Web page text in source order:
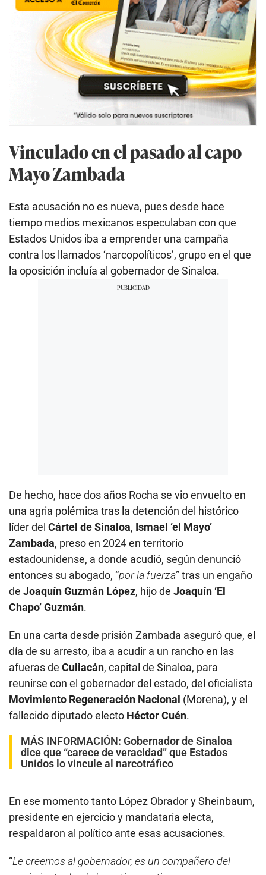
Vinculado en el pasado al capo
Mayo Zambada
Esta acusación no es nueva, pues desde hace
tiempo medios mexicanos especulaban con que
Estados Unidos iba a emprender una campaña
contra los llamados ‘narcopolíticos’, grupo en el que
la oposición incluía al gobernador de Sinaloa.
De hecho, hace dos años Rocha se vio envuelto en
una agria polémica tras la detención del histórico
líder del Cártel de Sinaloa, Ismael ‘el Mayo’
Zambada, preso en 2024 en territorio
estadounidense, a donde acudió, según denunció
entonces su abogado, “por la fuerza” tras un engaño
de Joaquín Guzmán López, hijo de Joaquín ‘El
Chapo’ Guzmán.
En una carta desde prisión Zambada aseguró que, el
día de su arresto, iba a acudir a un rancho en las
afueras de Culiacán, capital de Sinaloa, para
reunirse con el gobernador del estado, del oficialista
Movimiento Regeneración Nacional (Morena), y el
fallecido diputado electo Héctor Cuén.
MÁS INFORMACIÓN: Gobernador de Sinaloa
dice que “carece de veracidad” que Estados
Unidos lo vincule al narcotráfico
En ese momento tanto López Obrador y Sheinbaum,
presidente en ejercicio y mandataria electa,
respaldaron al político ante esas acusaciones.
“Le creemos al gobernador, es un compañero del